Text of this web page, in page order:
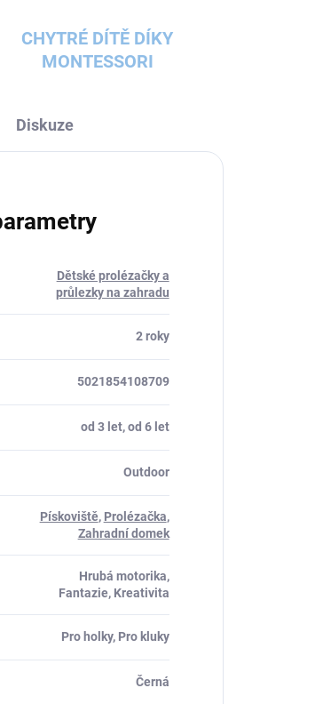
CHYTRÉ DÍTĚ DÍKY
MONTESSORI
Diskuze
Dětské prolézačky a
průlezky na zahradu
2 roky
5021854108709
od 3 let, od 6 let
Outdoor
Pískoviště, Prolézačka,
Zahradní domek
Hrubá motorika,
Fantazie, Kreativita
Pro holky, Pro kluky
Černá